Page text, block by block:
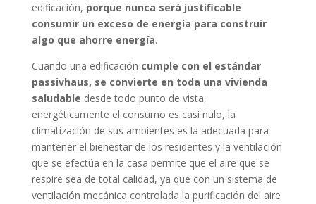
edificación, porque nunca será justificable
consumir un exceso de energía para construir
algo que ahorre energía.
Cuando una edificación cumple con el estándar
passivhaus, se convierte en toda una vivienda
saludable desde todo punto de vista,
energéticamente el consumo es casi nulo, la
climatización de sus ambientes es la adecuada para
mantener el bienestar de los residentes y la ventilación
que se efectúa en la casa permite que el aire que se
respire sea de total calidad, ya que con un sistema de
ventilación mecánica controlada la purificación del aire